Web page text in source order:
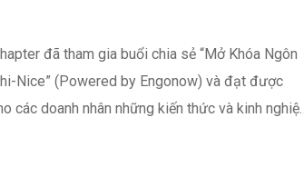
đã tham gia buổi chia sẻ “Mở Khóa Ngôn
Nice” (Powered by Engonow) và đạt được
các doanh nhân những kiến thức và kinh nghiệm